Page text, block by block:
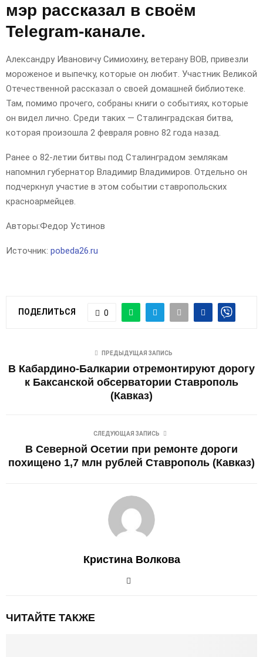
мэр рассказал в своём
Telegram-канале.
Александру Ивановичу Симиохину, ветерану ВОВ, привезли
мороженое и выпечку, которые он любит. Участник Великой
Отечественной рассказал о своей домашней библиотеке.
Там, помимо прочего, собраны книги о событиях, которые
он видел лично. Среди таких — Сталинградская битва,
которая произошла 2 февраля ровно 82 года назад.
Ранее о 82-летии битвы под Сталинградом землякам
напомнил губернатор Владимир Владимиров. Отдельно он
подчеркнул участие в этом событии ставропольских
красноармейцев.
Авторы:Федор Устинов
Источник: pobeda26.ru
ПОДЕЛИТЬСЯ 0
ПРЕДЫДУЩАЯ ЗАПИСЬ
В Кабардино-Балкарии отремонтируют дорогу
к Баксанской обсерватории Ставрополь
(Кавказ)
СЛЕДУЮЩАЯ ЗАПИСЬ
В Северной Осетии при ремонте дороги
похищено 1,7 млн рублей Ставрополь (Кавказ)
Кристина Волкова
ЧИТАЙТЕ ТАКЖЕ